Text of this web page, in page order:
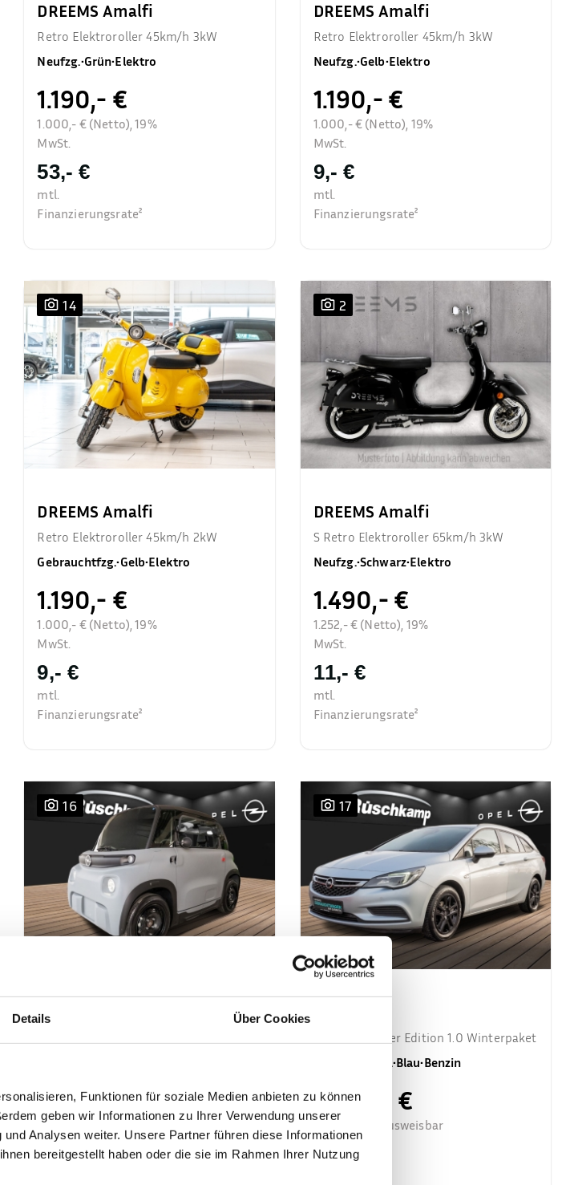
Details Über Cookies
Funktionen für soziale Medien anbieten zu können
geben wir Informationen zu Ihrer Verwendung unserer
Analysen weiter. Unsere Partner führen diese Informationen
bereitgestellt haben oder die sie im Rahmen Ihrer Nutzung
DREEMS Amalfi
Retro Elektroroller 45km/h 3kW
Neufzg.•Grün•Elektro
1.190,- €
1.000,- € (Netto), 19%
MwSt.
53,- €
mtl.
Finanzierungsrate²
DREEMS Amalfi
Retro Elektroroller 45km/h 3kW
Neufzg.•Gelb•Elektro
1.190,- €
1.000,- € (Netto), 19%
MwSt.
9,- €
mtl.
Finanzierungsrate²
14
DREEMS Amalfi
Retro Elektroroller 45km/h 2kW
Gebrauchtfzg.•Gelb•Elektro
1.190,- €
1.000,- € (Netto), 19%
MwSt.
9,- €
mtl.
Finanzierungsrate²
2
DREEMS Amalfi
S Retro Elektroroller 65km/h 3kW
Neufzg.•Schwarz•Elektro
1.490,- €
1.252,- € (Netto), 19%
MwSt.
11,- €
mtl.
Finanzierungsrate²
16
Opel Rocks-e
9.390,- €
7.891,- € (Netto), 19%
MwSt.
17
K Sports Tourer Edition 1.0 Winterpaket
Gebrauchtfzg.•Blau•Benzin
9.589,- €
MwSt. nicht ausweisbar
84,- €